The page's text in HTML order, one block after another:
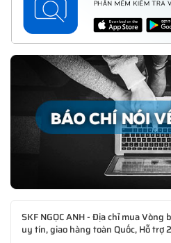
SKF NGỌC ANH - Địa chỉ mua Vòng
uy tín, giao hàng toàn Quốc, Hỗ trợ